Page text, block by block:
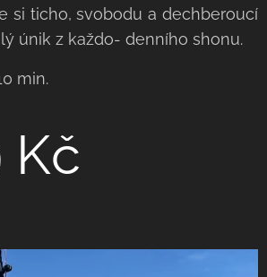
si ticho, svobodu a dechberoucí
únik z každo- denního shonu.
min.
Kč